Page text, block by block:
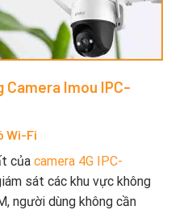
Camera Imou IPC-
Wi-Fi
của camera 4G IPC-
sát các khu vực không
người dùng không cần